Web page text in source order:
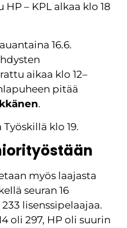
– KPL alkaa klo 18
16.6.
aikaa klo 12–
pitää
.
klo 19.
myös laajasta
seuran 16
lisenssipelaajaa.
oli 297, HP oli suurin